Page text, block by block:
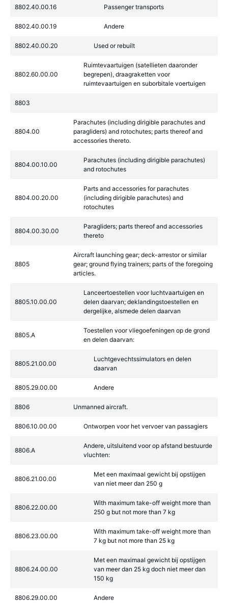
8802.40.00.16 Passenger transports
8802.40.00.19 Andere
8802.40.00.20 Used or rebuilt
8802.60.00.00
Ruimtevaartuigen (satellieten daaronder
begrepen), draagraketten voor
ruimtevaartuigen en suborbitale voertuigen
8803
8804.00
Parachutes (including dirigible parachutes and
paragliders) and rotochutes; parts thereof and
accessories thereto.
8804.00.10.00
Parachutes (including dirigible parachutes)
and rotochutes
8804.00.20.00
Parts and accessories for parachutes
(including dirigible parachutes) and
rotochutes
8804.00.30.00
Paragliders; parts thereof and accessories
thereto
8805
Aircraft launching gear; deck-arrestor or similar
gear; ground flying trainers; parts of the foregoing
articles.
8805.10.00.00
Lanceertoestellen voor luchtvaartuigen en
delen daarvan; deklandingstoestellen en
dergelijke, alsmede delen daarvan
8805.A
Toestellen voor vliegoefeningen op de grond
en delen daarvan:
8805.21.00.00
Luchtgevechtssimulators en delen
daarvan
8805.29.00.00 Andere
8806 Unmanned aircraft.
8806.10.00.00 Ontworpen voor het vervoer van passagiers
8806.A
Andere, uitsluitend voor op afstand bestuurde
vluchten:
8806.21.00.00
Met een maximaal gewicht bij opstijgen
van niet meer dan 250 g
8806.22.00.00
With maximum take-off weight more than
250 g but not more than 7 kg
8806.23.00.00
With maximum take-off weight more than
7 kg but not more than 25 kg
8806.24.00.00
Met een maximaal gewicht bij opstijgen
van meer dan 25 kg doch niet meer dan
150 kg
8806.29.00.00 Andere